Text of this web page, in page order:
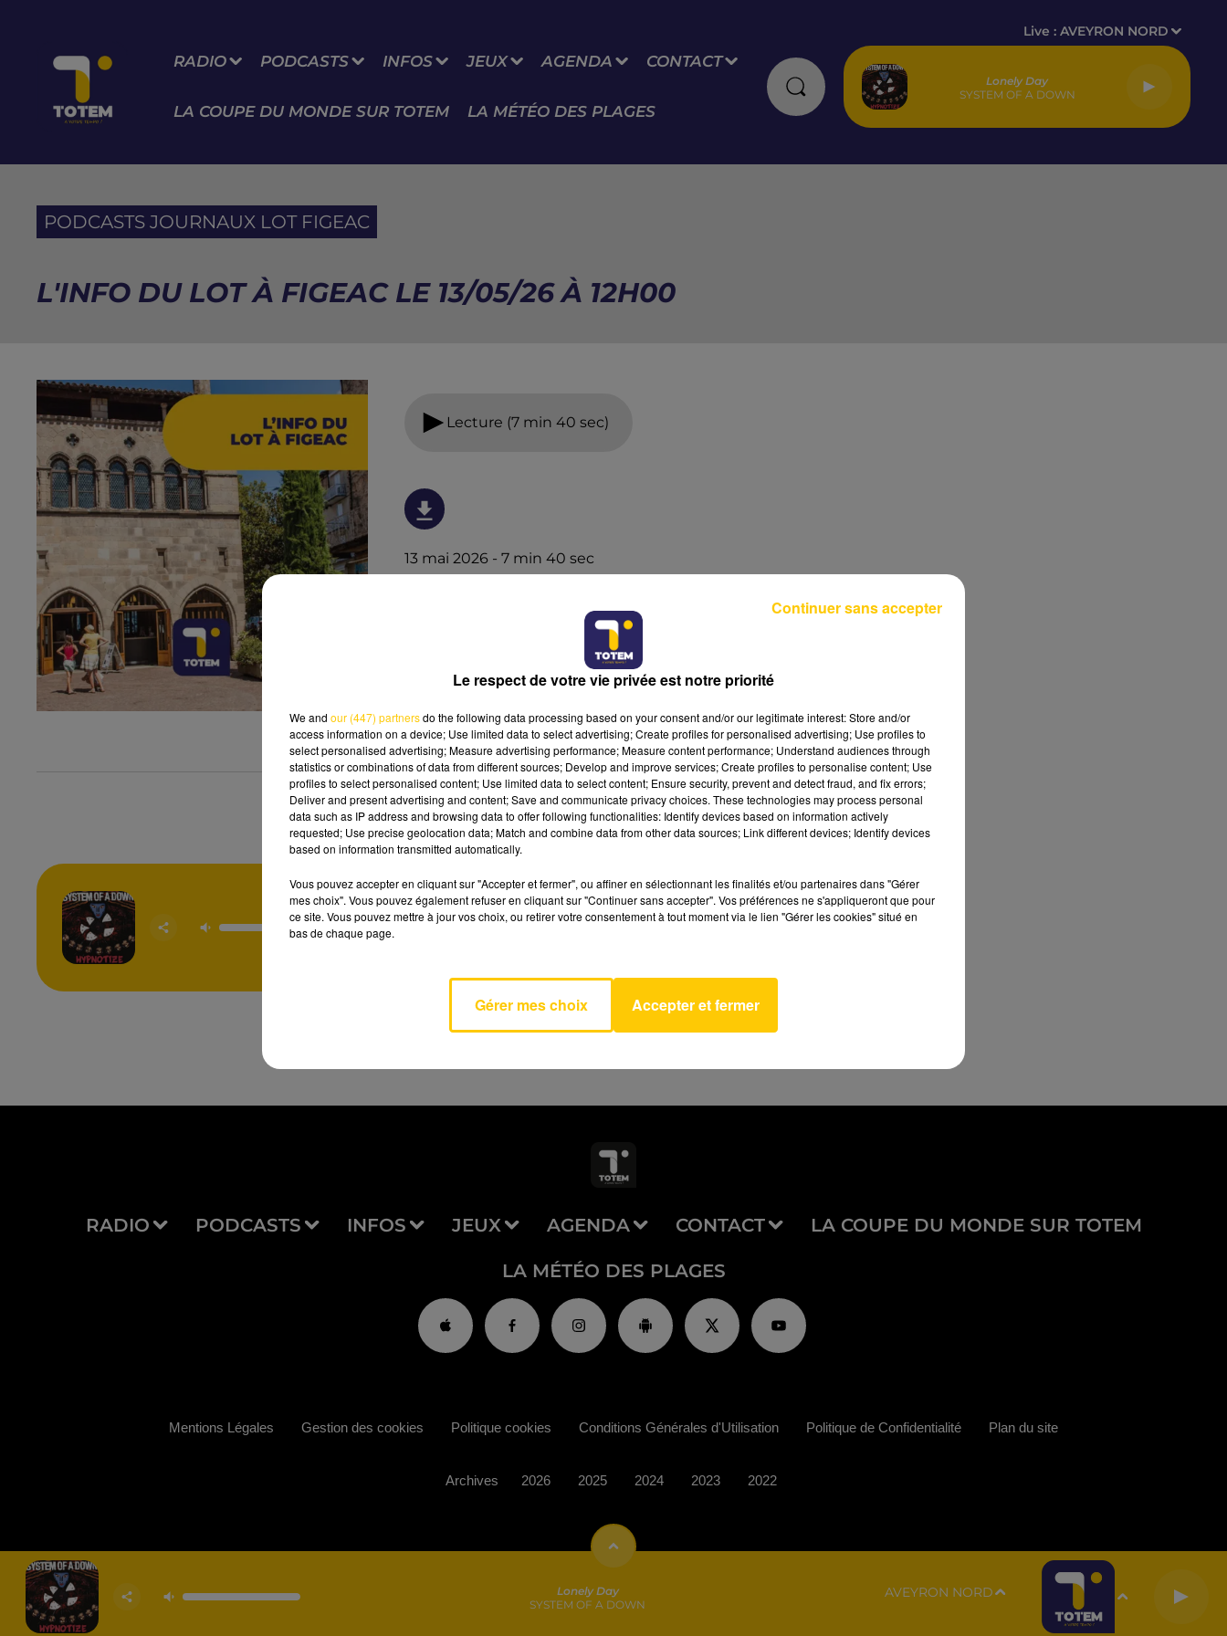
RADIO PODCASTS INFOS JEUX AGENDA CONTACT
LA COUPE DU MONDE SUR TOTEM LA MÉTÉO DES PLAGES
Live :AVEYRON NORD
Lonely Day
SYSTEM OF A DOWN
PODCASTS JOURNAUX LOT FIGEAC
L'INFO DU LOT À FIGEAC LE 13/05/26 À 12H00
Lecture (7 min 40 sec)
13 mai 2026 - 7 min 40 sec
Lonely Day
SYSTEM OF A
DOWN
AVEYRON NORD
RADIO PODCASTS INFOS JEUX AGENDA CONTACT LA COUPE DU MONDE SUR TOTEM
LA MÉTÉO DES PLAGES
Lonely Day
SYSTEM OF A DOWN
AVEYRON NORD
Mentions Légales Gestion des cookies Politique cookies Conditions Générales d'Utilisation Politique de Confidentialité Plan du site
Archives 2026 2025 2024 2023 2022
Le respect de votre vie privée est notre priorité
We and our (447) partnersdo the following data processing based on your consent and/or our legitimate interest: Store and/or
access information on a device; Use limited data to select advertising; Create profiles for personalised advertising; Use profiles to
select personalised advertising; Measure advertising performance; Measure content performance; Understand audiences through
statistics or combinations of data from different sources; Develop and improve services; Create profiles to personalise content; Use
profiles to select personalised content; Use limited data to select content; Ensure security, prevent and detect fraud, and fix errors;
Deliver and present advertising and content; Save and communicate privacy choices. These technologies may process personal
data such as IP address and browsing data to offer following functionalities: Identify devices based on information actively
requested; Use precise geolocation data; Match and combine data from other data sources; Link different devices; Identify devices
based on information transmitted automatically.
Vous pouvez accepter en cliquant sur "Accepter et fermer", ou affiner en sélectionnant les finalités et/ou partenaires dans "Gérer
mes choix". Vous pouvez également refuser en cliquant sur "Continuer sans accepter". Vos préférences ne s'appliqueront que pour
ce site. Vous pouvez mettre à jour vos choix, ou retirer votre consentement à tout moment via le lien "Gérer les cookies" situé en
bas de chaque page.
Gérer mes choix Accepter et fermer
Continuer sans accepter